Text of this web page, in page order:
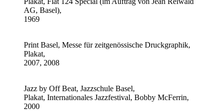
AG, Basel),
1969
Print Basel, Messe für zeitgenössische Druckgraphik,
Plakat,
2007, 2008
Jazz by Off Beat, Jazzschule Basel,
Plakat, Internationales Jazzfestival, Bobby McFerrin,
2000